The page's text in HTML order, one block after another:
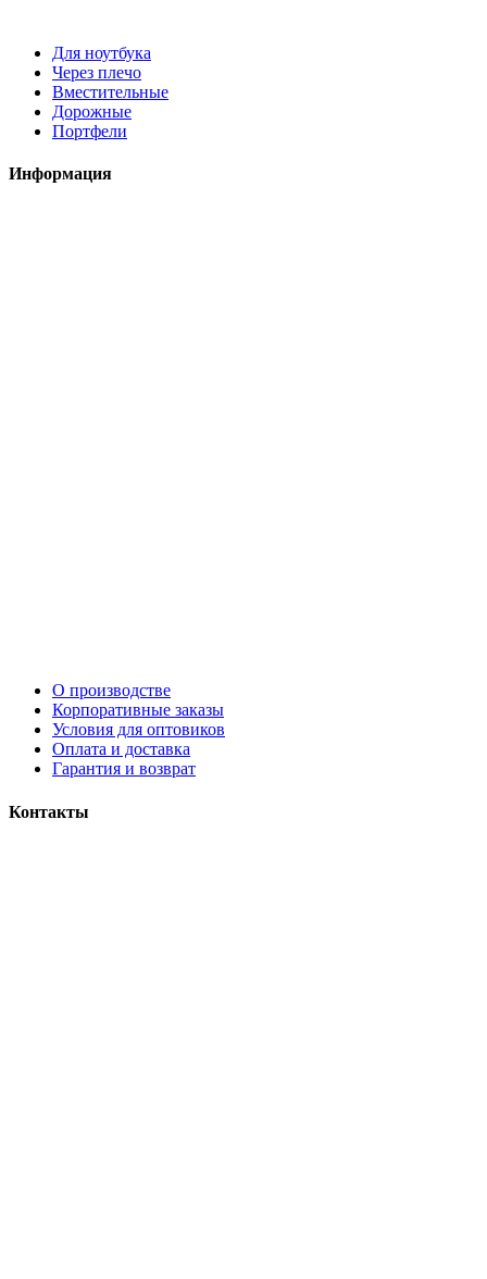
Для ноутбука
Через плечо
Вместительные
Дорожные
Портфели
Информация
О производстве
Корпоративные заказы
Условия для оптовиков
Оплата и доставка
Гарантия и возврат
Контакты